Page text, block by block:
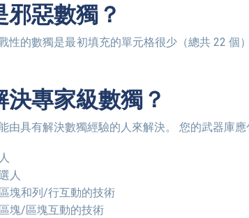
邪惡數獨？
決專家級數獨？
能由具有解決數獨經驗的人來解決。 您的武器
人
塊和列/行互動的技術
塊/區塊互動的技術